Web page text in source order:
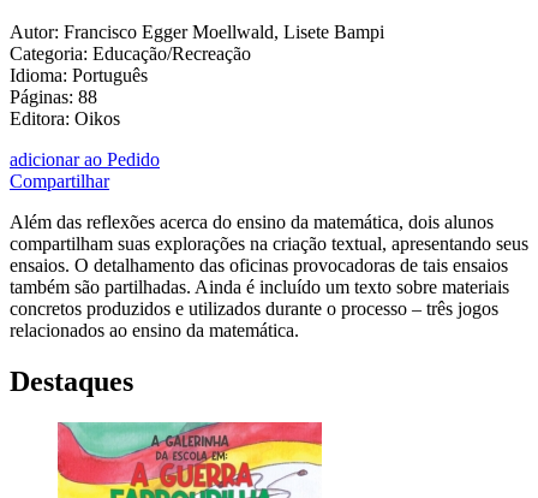
Autor: Francisco Egger Moellwald, Lisete Bampi
Categoria: Educação/Recreação
Idioma: Português
Páginas: 88
Editora: Oikos
adicionar ao Pedido
Compartilhar
Além das reflexões acerca do ensino da matemática, dois alunos
compartilham suas explorações na criação textual, apresentando seus
ensaios. O detalhamento das oficinas provocadoras de tais ensaios
também são partilhadas. Ainda é incluído um texto sobre materiais
concretos produzidos e utilizados durante o processo – três jogos
relacionados ao ensino da matemática.
Destaques